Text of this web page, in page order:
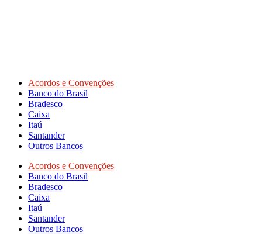
Acordos e Convenções
Banco do Brasil
Bradesco
Caixa
Itaú
Santander
Outros Bancos
Acordos e Convenções
Banco do Brasil
Bradesco
Caixa
Itaú
Santander
Outros Bancos